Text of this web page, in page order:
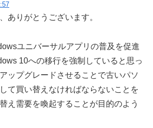
ありがとうございます。
ユニバーサルアプリの普及を促進
10への移行を強制していると思っ
ップグレードさせることで古いパソ
て買い替えなければならないことを
え需要を喚起することが目的のよう